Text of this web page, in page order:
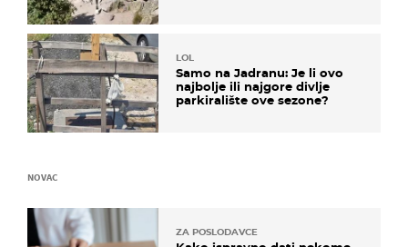
LOL
Samo na Jadranu: Je li ovo
najbolje ili najgore divlje
parkiralište ove sezone?
NOVAC
ZA POSLODAVCE